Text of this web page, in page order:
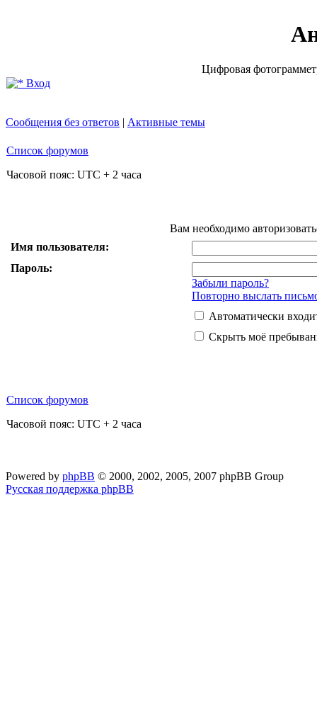
Цифровая
Вход
Сообщения без ответов | Активные темы
Список форумов
Часовой пояс: UTC + 2 часа
Вам необходимо
Имя пользователя:
Пароль:
Забыли пароль?
Повторно выслать
Автоматически
Скрыть моё
Список форумов
Часовой пояс: UTC + 2 часа
Powered by phpBB © 2000, 2002, 2005, 2007 phpBB Group
Русская поддержка phpBB